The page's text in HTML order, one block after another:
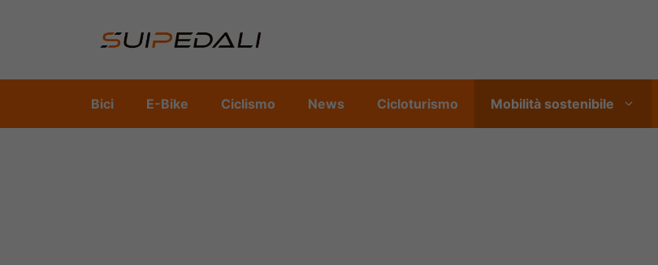
Bici E-Bike Ciclismo News Cicloturismo Mobilità sostenibile